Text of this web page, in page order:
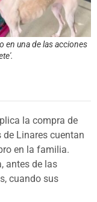
en una de las acciones
la compra de
Linares cuentan
en la familia.
antes de las
cuando sus